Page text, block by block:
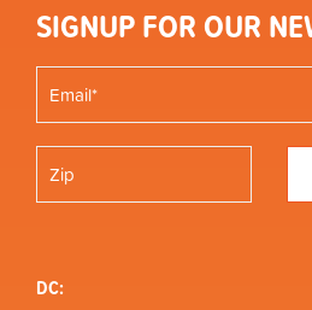
SIGNUP FOR OUR
DC: